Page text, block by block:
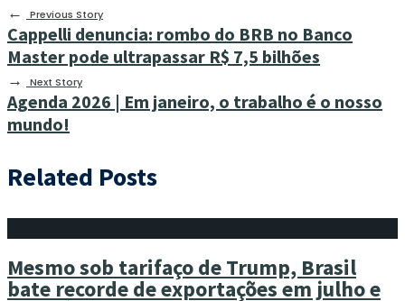
←
Previous Story
Cappelli denuncia: rombo do BRB no Banco
Master pode ultrapassar R$ 7,5 bilhões
→ Next Story
Agenda 2026 | Em janeiro, o trabalho é o nosso
mundo!
Related Posts
Mesmo sob tarifaço de Trump, Brasil
bate recorde de exportações em julho e